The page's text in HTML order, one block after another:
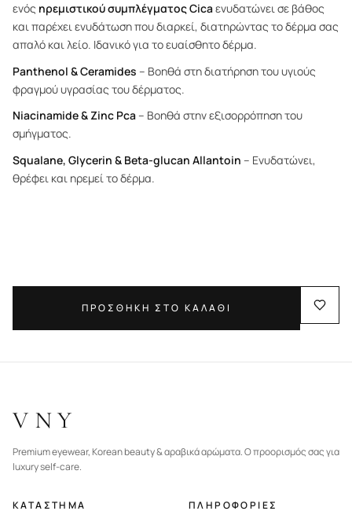
ενός ηρεμιστικού συμπλέγματοςCicaενυδατώνει σε βάθος
και παρέχει ενυδάτωση που διαρκεί, διατηρώντας το δέρμα σας
απαλό και λείο. Ιδανικό για το ευαίσθητο δέρμα.
Panthenol & Ceramides – Βοηθά στη διατήρηση του υγιούς
φραγμού υγρασίας του δέρματος.
Niacinamide & Zinc Pca– Βοηθά στην εξισορρόπηση του
σμήγματος.
Squalane, Glycerin & Beta-glucan Allantoin – Ενυδατώνει,
θρέφει και ηρεμεί το δέρμα.
ΠΡΟΣΘΗΚΗ ΣΤΟ ΚΑΛΑΘΙ
VNY
Premium eyewear, Korean beauty & αραβικά αρώματα. Ο προορισμός σας για
luxury self-care.
ΚΑΤΑΣΤΗΜΑ
ΠΛΗΡΟΦΟΡΙΕΣ